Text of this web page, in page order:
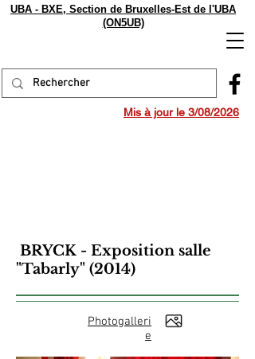
UBA - BXE, Section de Bruxelles-Est de l'UBA
(ON5UB)
Mis à jour le 3/08/2026
BRYCK - Exposition salle
"Tabarly" (2014)
Photogalleri
e